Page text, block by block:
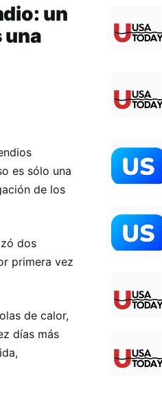
un
una
es sólo una
de los
dos
primera vez
de calor,
días más